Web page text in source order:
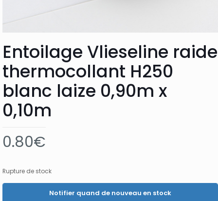
Entoilage Vlieseline raide
thermocollant H250
blanc laize 0,90m x
0,10m
0.80€
Rupture de stock
Notifier quand de nouveau en stock